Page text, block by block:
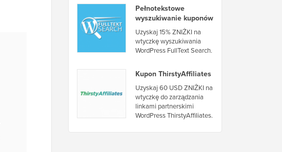
Pełnotekstowe
wyszukiwanie kuponów
Uzyskaj 15% ZNIŻKI na
wtyczkę wyszukiwania
WordPress FullText Search.
Kupon ThirstyAffiliates
Uzyskaj 60 USD ZNIŻKI na
wtyczkę do zarządzania
linkami partnerskimi
WordPress ThirstyAffiliates.